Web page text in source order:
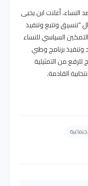
النساء، أعلنت ابن يحيى
“تنسيق وتتبع وتنفيذ
السياسي للنساء
برنامج وطني
للرفع من التمثيلية
القادمة.